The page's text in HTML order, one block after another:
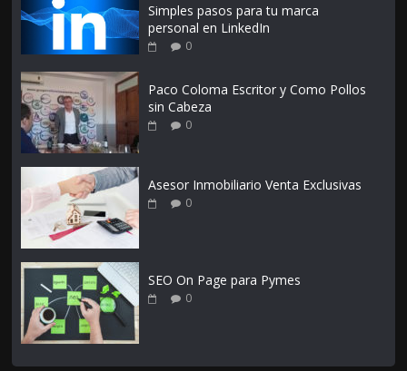
Simples pasos para tu marca
personal en LinkedIn
0
Paco Coloma Escritor y Como Pollos
sin Cabeza
0
Asesor Inmobiliario Venta Exclusivas
0
SEO On Page para Pymes
0